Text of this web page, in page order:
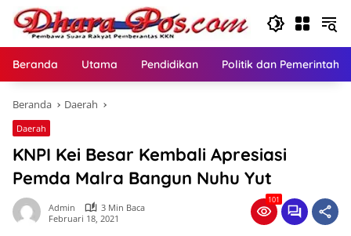
Langsung
konten
Beranda Utama Pendidikan Politik dan
Beranda Daerah
Daerah
KNPI Kei Besar Kembali Apresiasi
Pemda Malra Bangun Nuhu Yut
Admin
3 Min Baca
Februari 18, 2021
101